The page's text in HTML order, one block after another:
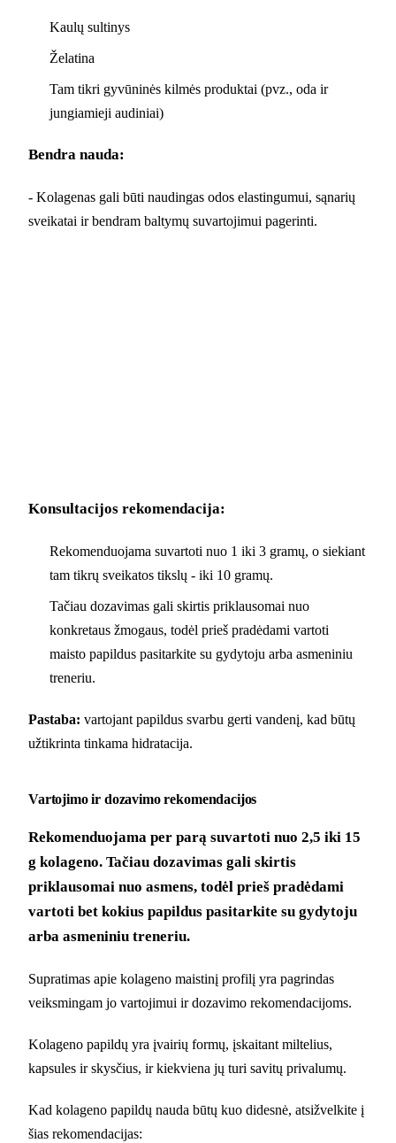
Kaulų sultinys
Želatina
Tam tikri gyvūninės kilmės produktai (pvz., oda ir
jungiamieji audiniai)
Bendra nauda:
- Kolagenas gali būti naudingas odos elastingumui, sąnarių
sveikatai ir bendram baltymų suvartojimui pagerinti.
Konsultacijos rekomendacija:
Rekomenduojama suvartoti nuo 1 iki 3 gramų, o siekiant
tam tikrų sveikatos tikslų - iki 10 gramų.
Tačiau dozavimas gali skirtis priklausomai nuo
konkretaus žmogaus, todėl prieš pradėdami vartoti
maisto papildus pasitarkite su gydytoju arba asmeniniu
treneriu.
Pastaba: vartojant papildus svarbu gerti vandenį, kad būtų
užtikrinta tinkama hidratacija.
Vartojimo ir dozavimo rekomendacijos
Rekomenduojama per parą suvartoti nuo 2,5 iki 15
g kolageno. Tačiau dozavimas gali skirtis
priklausomai nuo asmens, todėl prieš pradėdami
vartoti bet kokius papildus pasitarkite su gydytoju
arba asmeniniu treneriu.
Supratimas apie kolageno maistinį profilį yra pagrindas
veiksmingam jo vartojimui ir dozavimo rekomendacijoms.
Kolageno papildų yra įvairių formų, įskaitant miltelius,
kapsules ir skysčius, ir kiekviena jų turi savitų privalumų.
Kad kolageno papildų nauda būtų kuo didesnė, atsižvelkite į
šias rekomendacijas: